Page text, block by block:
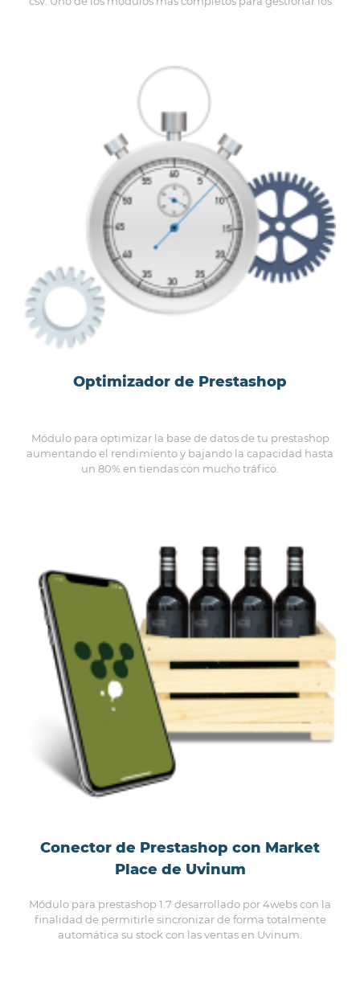
Optimizador de Prestashop
Módulo para optimizar la base de datos de tu prestashop
aumentando el rendimiento y bajando la capacidad hasta
un 80% en tiendas con mucho tráfico.
Conector de Prestashop con Market
Place de Uvinum
Módulo para prestashop 1.7 desarrollado por 4webs con la
finalidad de permitirle sincronizar de forma totalmente
automática su stock con las ventas en Uvinum.